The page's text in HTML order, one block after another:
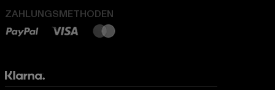
ZAHLUNGSMETHODEN